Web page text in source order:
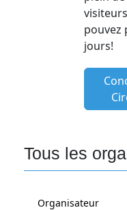
pouvez
jours!
Tous les
Organisateur